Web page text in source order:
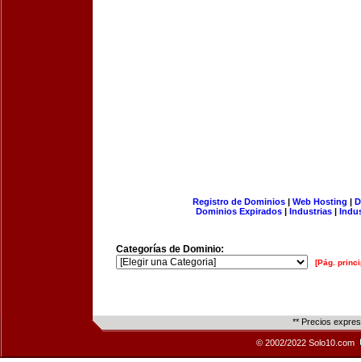
Registro de Dominios| Web Hosting |
Dominios Expirados | Industrias |
Categorías de Dominio:
[Pág.
** Precios
© 2002/2022 Solo10.com